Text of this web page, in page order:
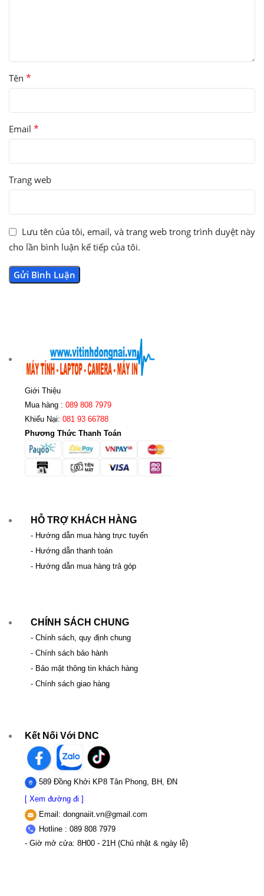
Tên *
Email *
Trang web
Lưu tên của tôi, email, và trang web trong trình duyệt này
cho lần bình luận kế tiếp của tôi.
Giới Thiệu
Mua hàng : 089 808 7979
Khiếu Nại: 081 93 66788
Phương Thức Thanh Toán
HỖ TRỢ KHÁCH HÀNG
- Hướng dẫn mua hàng trực tuyến
- Hướng dẫn thanh toán
- Hướng dẫn mua hàng trả góp
CHÍNH SÁCH CHUNG
- Chính sách, quy định chung
- Chính sách bảo hành
- Bảo mật thông tin khách hàng
- Chính sách giao hàng
Kết Nối Với DNC
589 Đồng Khởi KP8 Tân Phong, BH, ĐN
[ Xem đường đi ]
Email: dongnaiit.vn@gmail.com
Hotline : 089 808 7979
- Giờ mở cửa: 8H00 - 21H (Chủ nhật & ngày lễ)